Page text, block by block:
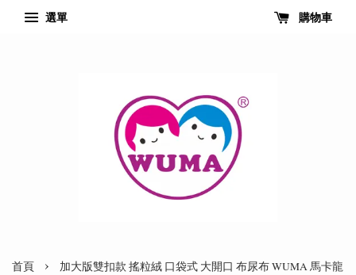
選單 購物車
首頁 ›
加大版雙扣款 搖粒絨 口袋式 大開口 布尿布 WUMA 馬卡龍